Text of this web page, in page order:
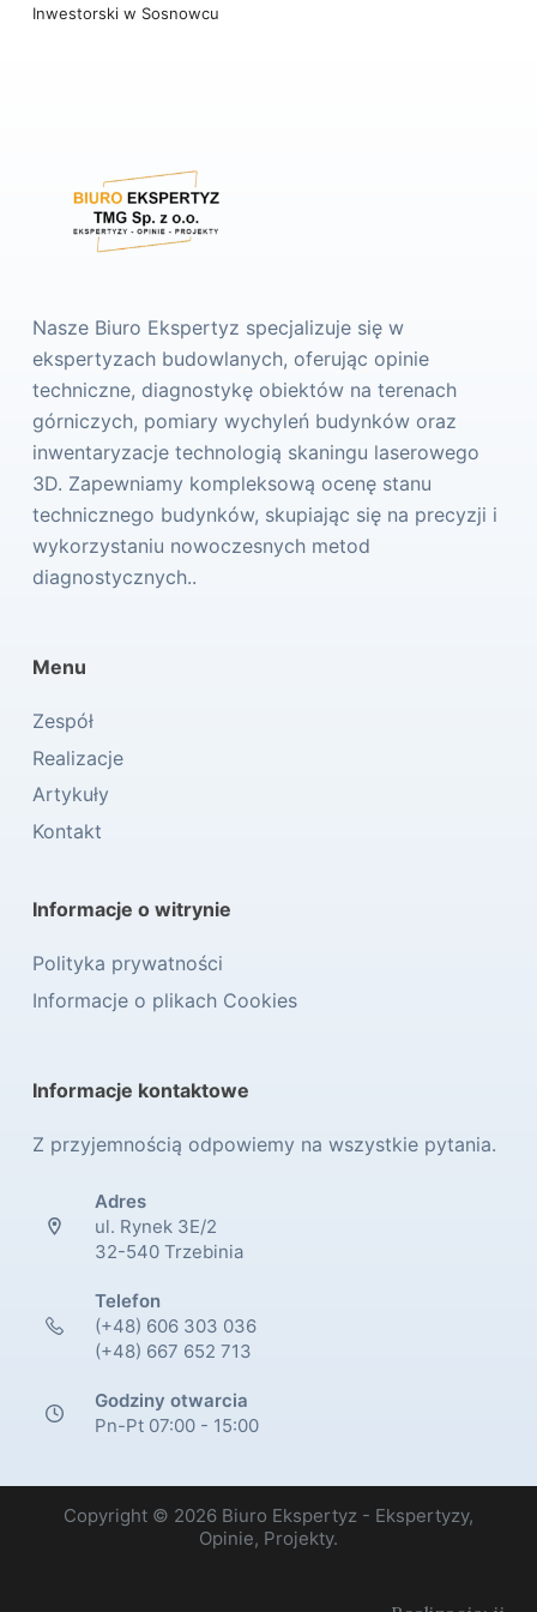
Inwestorski w Sosnowcu
Nasze Biuro Ekspertyz specjalizuje się w
ekspertyzach budowlanych, oferując opinie
techniczne, diagnostykę obiektów na terenach
górniczych, pomiary wychyleń budynków oraz
inwentaryzacje technologią skaningu laserowego
3D. Zapewniamy kompleksową ocenę stanu
technicznego budynków, skupiając się na precyzji i
wykorzystaniu nowoczesnych metod
diagnostycznych..
Menu
Zespół
Realizacje
Artykuły
Kontakt
Informacje o witrynie
Polityka prywatności
Informacje o plikach Cookies
Informacje kontaktowe
Z przyjemnością odpowiemy na wszystkie pytania.
Adres
ul. Rynek 3E/2
32-540 Trzebinia
Telefon
(+48) 606 303 036
(+48) 667 652 713
Godziny otwarcia
Pn-Pt 07:00 - 15:00
Copyright © 2026 Biuro Ekspertyz - Ekspertyzy,
Opinie, Projekty.